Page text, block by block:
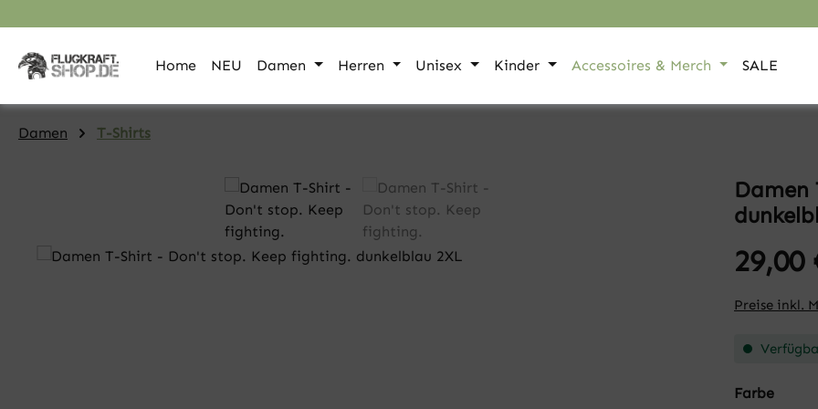
Home NEU Damen Herren Unisex Kinder Accessoires & Merch SALE
Damen T-Shirts
29,00
Preise inkl.
Farbe